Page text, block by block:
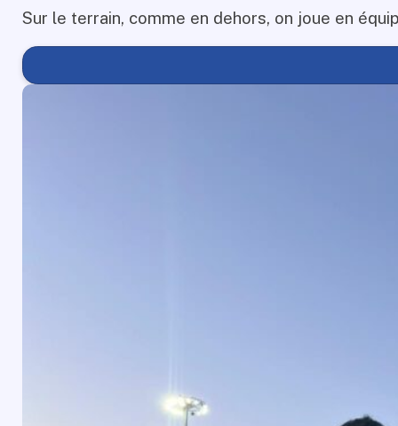
Sur le terrain, comme en dehors, on joue en